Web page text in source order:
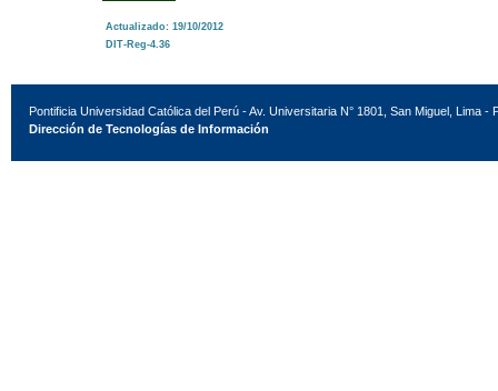
Actualizado: 19/10/2012
DIT-Reg-4.36
Pontificia Universidad Católica del Perú - Av. Universitaria N° 1801, San Miguel, Lima -
Dirección de Tecnologías de Información